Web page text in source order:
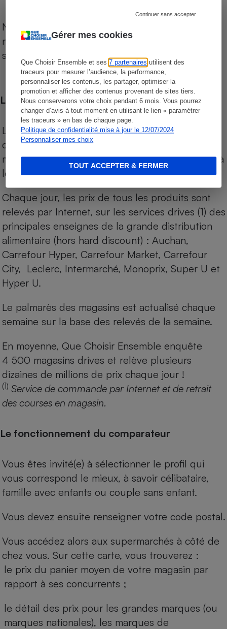
Gérer mes cookies
Que Choisir Ensemble et ses7 partenaires utilisent des
traceurs pour mesurer l’audience, la performance,
personnaliser les contenus, les partager, optimiser la
promotion et afficher des contenus provenant de sites tiers.
Nous conserverons votre choix pendant 6 mois. Vous pourrez
changer d’avis à tout moment en utilisant le lien « paramétrer
les traceurs » en bas de chaque page.
Politique de confidentialité mise à jour le 12/07/2024
Personnaliser mes choix
Continuer sans accepter
TOUT ACCEPTER & FERMER
Notre comparateur de supermarchés propose le
niveau de prix des supermarchés, géolocalisés
sur le territoire français.
Les comparaisons de prix
Les comparaisons sont réalisées sur l’ensemble
des produits des magasins. Les produits de
marques de distributeurs (MDD) sont comparés à
leurs équivalents chez leurs concurrents.
Chaque jour, les prix de tous les produits sont
relevés par Internet, sur les services drives (1) des
principales enseignes de la grande distribution
alimentaire (hors hard discount) : Auchan,
Carrefour Hyper, Carrefour Market, Carrefour
City, Leclerc, Intermarché, Monoprix, Super U et
Hyper U.
Le palmarès des magasins est actualisé chaque
semaine sur la base des relevés de la semaine.
En moyenne, Que Choisir Ensemble enquête
4 500 magasins drives et relève plusieurs
dizaines de millions de prix chaque jour !
(1) Service de commande par Internet et de retrait
des courses en magasin.
Le fonctionnement du comparateur
Vous êtes invité(e) à sélectionner le profil qui
vous correspond le mieux, à savoir célibataire,
famille avec enfants ou couple sans enfant.
Vous devez ensuite renseigner votre code postal.
Vous accédez alors aux supermarchés à côté de
chez vous. Sur cette carte, vous trouverez :
le prix du panier moyen de votre magasin par
rapport à ses concurrents ;
le détail des prix pour les grandes marques (ou
marques nationales), les marques de